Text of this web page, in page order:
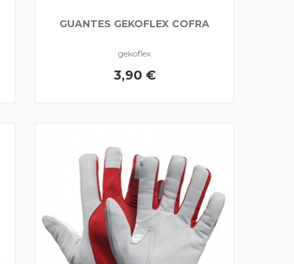
GUANTES GEKOFLEX COFRA
gekoflex
3,90 €